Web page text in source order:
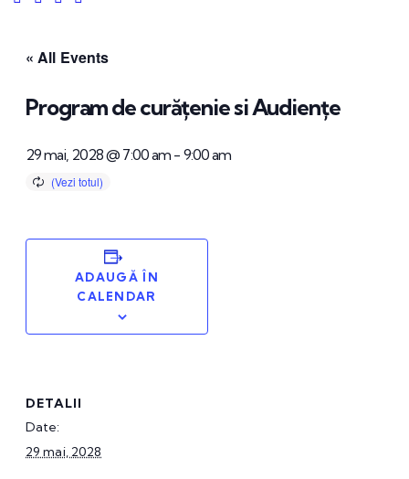
« All Events
Program de curățenie si Audiențe
29 mai, 2028 @ 7:00 am - 9:00 am
ADAUGĂ ÎN
CALENDAR
DETALII
Date:
29 mai, 2028